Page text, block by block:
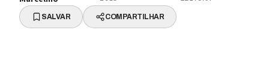
SALVAR COMPARTILHAR